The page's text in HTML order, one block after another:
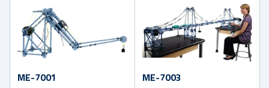
ME-7001 ME-7003